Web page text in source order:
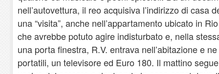
nell’autovettura, il reo acquisiva l’indirizzo di casa
una “visita”, anche nell’appartamento ubicato in
che avrebbe potuto agire indisturbato e, nella
una porta finestra, R.V. entrava nell’abitazione e
portatili, un televisore ed Euro 180. Il mattino